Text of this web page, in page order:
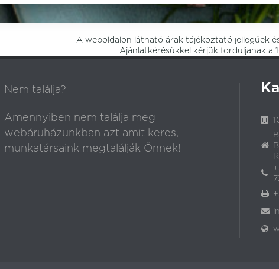
A weboldalon látható árak tájékoztató jellegűek
Ajánlatkérésükkel kérjük forduljanak a
Nem találja?
Amennyiben nem találja meg
webáruházunkban azt amit keres,
munkatársaink megtalálják Önnek!